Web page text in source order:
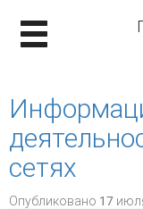
сетях
Опубликовано 17